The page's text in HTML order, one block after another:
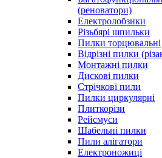
(реноватори)
Електролобзики
Різьбярі шпильки
Пилки торцювальні
Відрізні пилки
Монтажні пилки
Дискові пилки
Стрічкові пили
Пилки циркулярні
Плиткорізи
Рейсмуси
Шабельні пилки
Пили алігатори
Електроножиці